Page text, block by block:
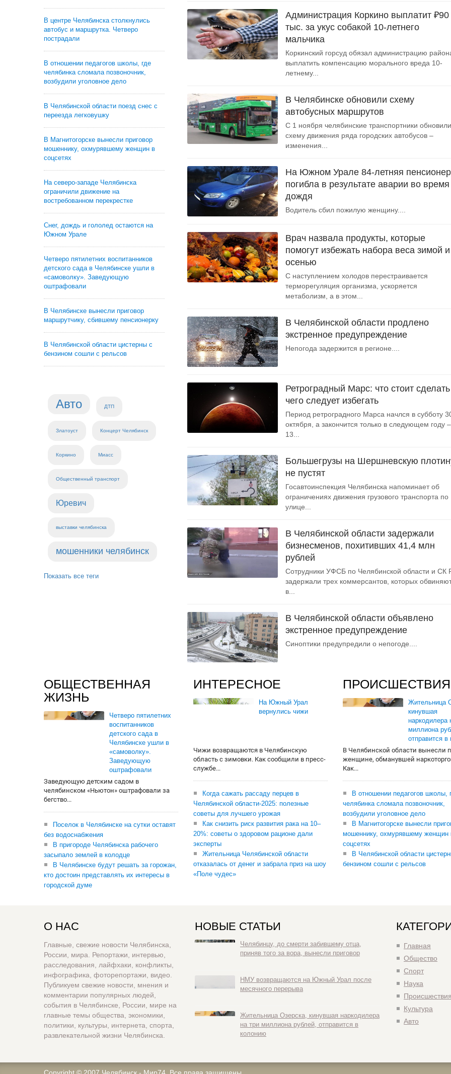
В центре Челябинска столкнулись
автобус и маршрутка. Четверо
пострадали
В отношении педагогов школы, где
челябинка сломала позвоночник,
возбудили уголовное дело
В Челябинской области поезд снес с
переезда легковушку
В Магнитогорске вынесли приговор
мошеннику, охмурявшему женщин в
соцсетях
На северо-западе Челябинска
ограничили движение на
востребованном перекрестке
Снег, дождь и гололед остаются на
Южном Урале
Четверо пятилетних воспитанников
детского сада в Челябинске ушли в
«самоволку». Заведующую
оштрафовали
В Челябинске вынесли приговор
маршрутчику, сбившему пенсионерку
В Челябинской области цистерны с
бензином сошли с рельсов
Авто ДТП
Златоуст Концерт Челябинск
Коркино Миасс
Общественный транспорт
Юревич
выставки челябинска
мошенники челябинск
Показать все теги
Администрация Коркино выплатит ₽90
тыс. за укус собакой 10-летнего
мальчика
Коркинский горсуд обязал администрацию
выплатить компенсацию морального вреда 10-
летнему...
В Челябинске обновили схему
автобусных маршрутов
С 1 ноября челябинские транспортники обновили
схему движения ряда городских автобусов –
изменения...
На Южном Урале 84-летняя
погибла в результате аварии во время
дождя
Водитель сбил пожилую женщину....
Врач назвала продукты, которые
помогут избежать набора веса зимой и
осенью
С наступлением холодов перестраивается
терморегуляция организма, ускоряется
метаболизм, а в этом...
В Челябинской области продлено
экстренное предупреждение
Непогода задержится в регионе....
Ретроградный Марс: что стоит
чего следует избегать
Период ретроградного Марса начлся в субботу
октября, а закончится только в следующем году –
13...
Большегрузы на Шершневскую
не пустят
Госавтоинспекция Челябинска напоминает об
ограничениях движения грузового транспорта по
улице...
В Челябинской области задержали
бизнесменов, похитивших 41,4 млн
рублей
Сотрудники УФСБ по Челябинской области и СК
задержали трех коммерсантов, которых
в...
В Челябинской области объявлено
экстренное предупреждение
Синоптики предупредили о непогоде....
ОБЩЕСТВЕННАЯ
ЖИЗНЬ
Четверо пятилетних
воспитанников
детского сада в
Челябинске ушли в
«самоволку».
Заведующую
оштрафовали
Заведующую детским садом в
челябинском «Ньютон» оштрафовали за
бегство...
Поселок в Челябинске на сутки оставят
без водоснабжения
В пригороде Челябинска рабочего
засыпало землей в колодце
В Челябинске будут решать за горожан,
кто достоин представлять их интересы в
городской думе
ИНТЕРЕСНОЕ
На Южный Урал
вернулись чижи
Чижи возвращаются в Челябинскую
область с зимовки. Как сообщили в пресс-
службе...
Когда сажать рассаду перцев в
Челябинской области-2025: полезные
советы для лучшего урожая
Как снизить риск развития рака на 10–
20%: советы о здоровом рационе дали
эксперты
Жительница Челябинской области
отказалась от денег и забрала приз на шоу
«Поле чудес»
ПРОИСШЕСТВИЯ
Жительница
кинувшая
наркодилера
миллиона
отправится
В Челябинской области вынесли
женщине, обманувшей
Как...
В отношении педагогов школы,
челябинка сломала позвоночник,
возбудили уголовное дело
В Магнитогорске вынесли
мошеннику, охмурявшему женщин
соцсетях
В Челябинской области
бензином сошли с рельсов
О НАС
Главные, свежие новости Челябинска,
России, мира. Репортажи, интервью,
расследования, лайфхаки, конфликты,
инфографика, фоторепортажи, видео.
Публикуем свежие новости, мнения и
комментарии популярных людей,
события в Челябинске, России, мире на
главные темы общества, экономики,
политики, культуры, интернета, спорта,
развлекательной жизни Челябинска.
НОВЫЕ СТАТЬИ
Челябинцу, до смерти забившему отца,
приняв того за вора, вынесли приговор
НМУ возвращаются на Южный Урал после
месячного перерыва
Жительница Озерска, кинувшая наркодилера
на три миллиона рублей, отправится в
колонию
Главная
Общество
Спорт
Наука
Происшествия
Культура
Авто